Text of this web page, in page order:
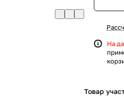
На
Товар